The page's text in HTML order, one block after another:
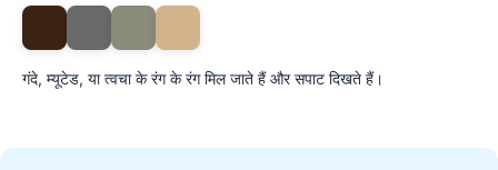
गंदे, म्यूटेड, या त्वचा के रंग के रंग मिल जाते हैं और सपाट दिखते हैं।